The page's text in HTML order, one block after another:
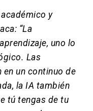
y
“La
uno lo
Las
un continuo de
la IA también
tú tengas de tu